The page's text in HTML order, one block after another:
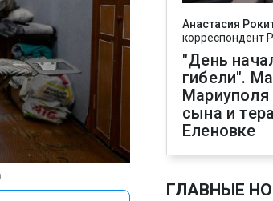
Анастасия
корреспондент
"День
гибели".
Мариуполя
сына и
Еленовке
ГЛАВНЫЕ